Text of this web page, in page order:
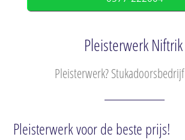
Pleisterwerk Niftrik
Pleisterwerk?
Pleisterwerk voor de beste prijs!